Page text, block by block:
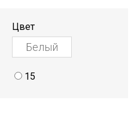
Цвет
15